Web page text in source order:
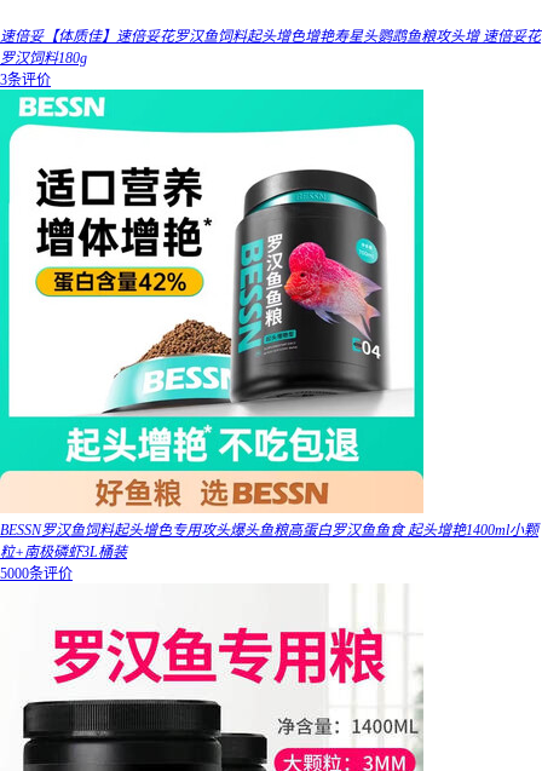
速倍妥【体质佳】速倍妥花罗汉鱼饲料起头增色增艳寿星头鹦鹉鱼粮攻头增 速倍妥花
罗汉饲料180g
3条评价
BESSN罗汉鱼饲料起头增色专用攻头爆头鱼粮高蛋白罗汉鱼鱼食 起头增艳1400ml小颗
粒+南极磷虾3L桶装
5000条评价